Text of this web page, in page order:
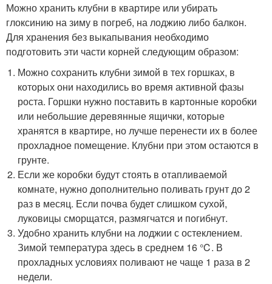
Можно хранить клубни в квартире или убирать
глоксинию на зиму в погреб, на лоджию либо балкон.
Для хранения без выкапывания необходимо
подготовить эти части корней следующим образом:
Можно сохранить клубни зимой в тех горшках, в
которых они находились во время активной фазы
роста. Горшки нужно поставить в картонные коробки
или небольшие деревянные ящички, которые
хранятся в квартире, но лучше перенести их в более
прохладное помещение. Клубни при этом остаются в
грунте.
Если же коробки будут стоять в отапливаемой
комнате, нужно дополнительно поливать грунт до 2
раз в месяц. Если почва будет слишком сухой,
луковицы сморщатся, размягчатся и погибнут.
Удобно хранить клубни на лоджии с остеклением.
Зимой температура здесь в среднем 16 ℃. В
прохладных условиях поливают не чаще 1 раза в 2
недели.